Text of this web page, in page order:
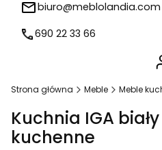
biuro@meblolandia.com
690 22 33 66
Strona główna Meble Meble
Kuchnia IGA
kuchenne